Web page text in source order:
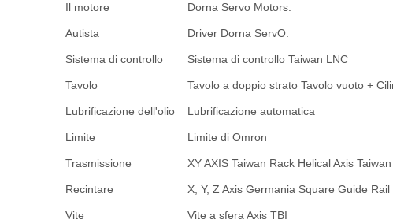
Il motore Dorna Servo Motors.
Autista Driver Dorna ServO.
Sistema di controllo Sistema di controllo Taiwan LNC
Tavolo Tavolo a doppio strato Tavolo vuoto +
Lubrificazione dell'olio Lubrificazione automatica
Limite Limite di Omron
Trasmissione XY AXIS Taiwan Rack Helical Axis
Recintare X, Y, Z Axis Germania Square Guide Rail
Vite Vite a sfera Axis TBI